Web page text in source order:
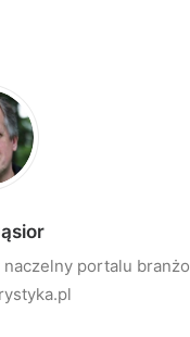
naczelny portalu